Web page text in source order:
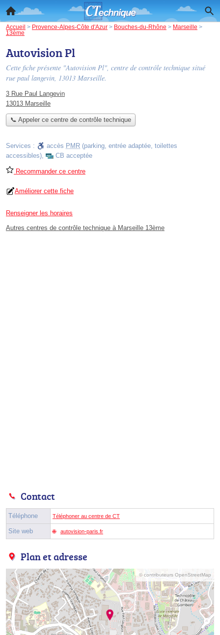
Accueil > Provence-Alpes-Côte d'Azur > Bouches-du-Rhône > Marseille >
13ème
Autovision Pl
Cette fiche présente "Autovision Pl", centre de contrôle technique situé
rue paul langevin, 13013 Marseille.
3 Rue Paul Langevin
13013 Marseille
📞 Appeler ce centre de contrôle technique
Services : accès PMR (parking, entrée adaptée, toilettes
accessibles), CB acceptée
Recommander ce centre
Améliorer cette fiche
Renseigner les horaires
Autres centres de contrôle technique à Marseille 13ème
Contact
Téléphone Téléphoner au centre de CT
Site web autovision-paris.fr
Plan et adresse
© contributeurs OpenStreetMap